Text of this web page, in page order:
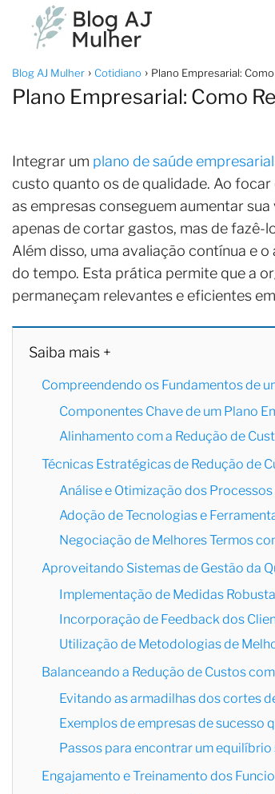
Blog AJ Mulher Cotidiano Plano Empresarial:
Plano Empresarial: Como
Integrar um plano de saúde empresarial
custo quanto os de qualidade. Ao
as empresas conseguem aumentar
apenas de cortar gastos, mas de
Além disso, uma avaliação contínua e
do tempo. Esta prática permite que a
permaneçam relevantes e eficientes
Saiba mais +
Compreendendo os Fundamentos de
Componentes Chave de um Plano
Alinhamento com a Redução de
Técnicas Estratégicas de Redução de
Análise e Otimização dos
Adoção de Tecnologias e
Negociação de Melhores Termos
Aproveitando Sistemas de Gestão da
Implementação de Medidas
Incorporação de Feedback dos
Utilização de Metodologias de
Balanceando a Redução de Custos
Evitando as armadilhas dos cortes
Exemplos de empresas de sucesso
Passos para encontrar um
Engajamento e Treinamento dos